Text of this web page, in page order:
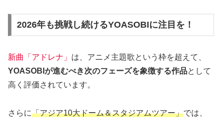
2026年も挑戦し続けるYOASOBIに注目を！
新曲「アドレナ」 は、アニメ主題歌という枠を超えて、
YOASOBIが進むべき次のフェーズを象徴する作品として
高く評価されています。
さらに「アジア10大ドーム＆スタジアムツアー」では、